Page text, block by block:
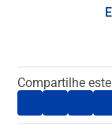
cuidado
Mamária
Este profissional
Compartilhe